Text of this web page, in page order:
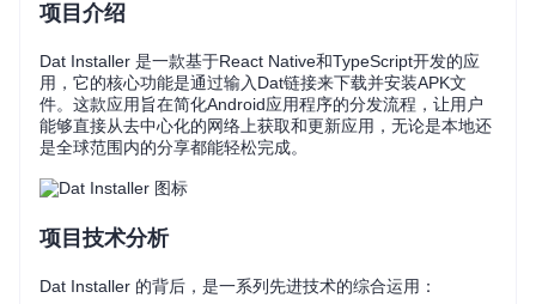
项目介绍
Dat Installer 是一款基于React Native和TypeScript开发的应
用，它的核心功能是通过输入Dat链接来下载并安装APK文
件。这款应用旨在简化Android应用程序的分发流程，让用户
能够直接从去中心化的网络上获取和更新应用，无论是本地还
是全球范围内的分享都能轻松完成。
项目技术分析
Dat Installer 的背后，是一系列先进技术的综合运用：